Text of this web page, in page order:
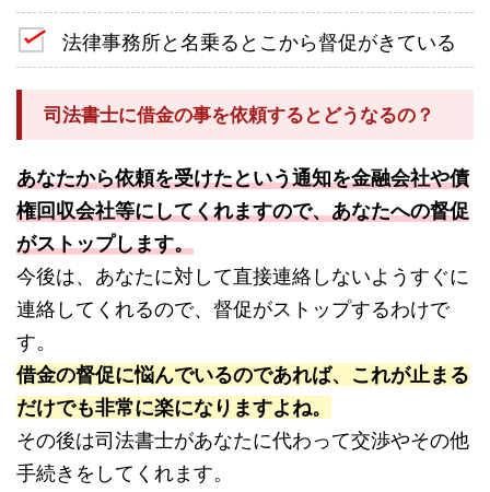
法律事務所と名乗るとこから督促がきている
司法書士に借金の事を依頼するとどうなるの？
あなたから依頼を受けたという通知を金融会社や債
権回収会社等にしてくれますので、あなたへの督促
がストップします。
今後は、あなたに対して直接連絡しないようすぐに
連絡してくれるので、督促がストップするわけで
す。
借金の督促に悩んでいるのであれば、これが止まる
だけでも非常に楽になりますよね。
その後は司法書士があなたに代わって交渉やその他
手続きをしてくれます。